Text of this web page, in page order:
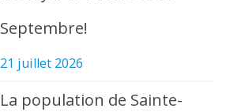
Septembre!
21 juillet 2026
La population de Sainte-